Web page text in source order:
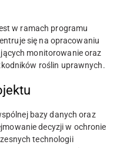
w ramach programu
się na opracowaniu
monitorowanie oraz
roślin uprawnych.
bazy danych oraz
decyzji w ochronie
technologii